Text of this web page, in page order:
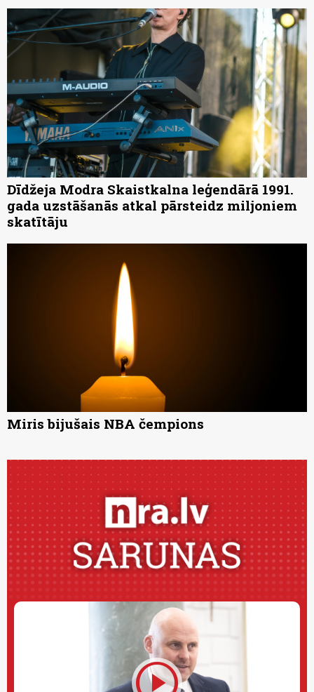
Dīdžeja Modra Skaistkalna leģendārā 1991.
gada uzstāšanās atkal pārsteidz miljoniem
skatītāju
Miris bijušais NBA čempions